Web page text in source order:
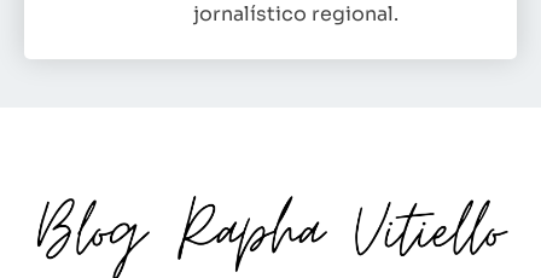
jornalístico regional.